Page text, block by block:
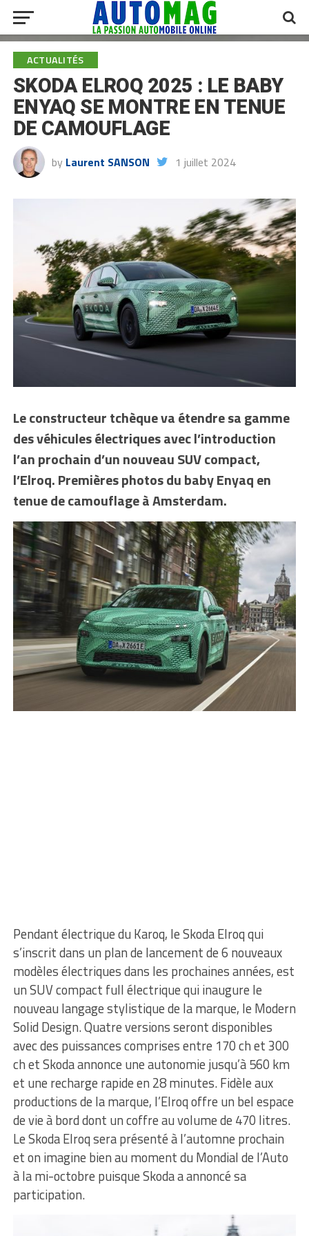
ACTUALITÉS
SKODA ELROQ 2025 : LE BABY
ENYAQ SE MONTRE EN TENUE
DE CAMOUFLAGE
by Laurent SANSON 1 juillet 2024
Le constructeur tchèque va étendre sa gamme
des véhicules électriques avec l’introduction
l’an prochain d’un nouveau SUV compact,
l’Elroq. Premières photos du baby Enyaq en
tenue de camouflage à Amsterdam.
Pendant électrique du Karoq, le Skoda Elroq qui
s’inscrit dans un plan de lancement de 6 nouveaux
modèles électriques dans les prochaines années, est
un SUV compact full électrique qui inaugure le
nouveau langage stylistique de la marque, le Modern
Solid Design. Quatre versions seront disponibles
avec des puissances comprises entre 170 ch et 300
ch et Skoda annonce une autonomie jusqu’à 560 km
et une recharge rapide en 28 minutes. Fidèle aux
productions de la marque, l’Elroq offre un bel espace
de vie à bord dont un coffre au volume de 470 litres.
Le Skoda Elroq sera présenté à l’automne prochain
et on imagine bien au moment du Mondial de l’Auto
à la mi-octobre puisque Skoda a annoncé sa
participation.